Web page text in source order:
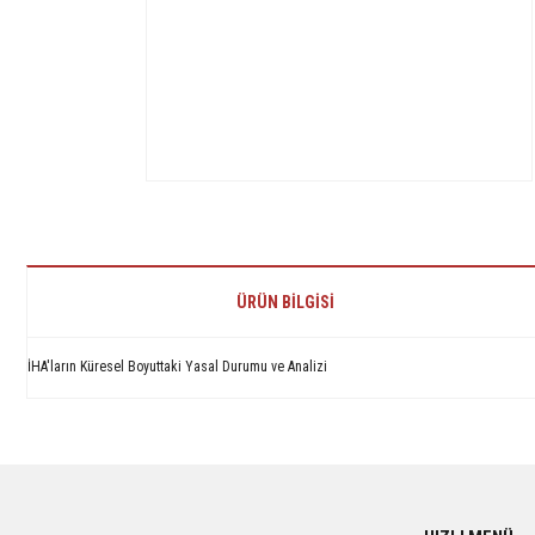
ÜRÜN BILGISI
İHA'ların Küresel Boyuttaki Yasal Durumu ve Analizi